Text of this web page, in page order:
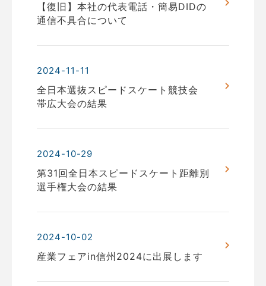
【復旧】本社の代表電話・簡易DIDの
通信不具合について
2024-11-11
全⽇本選抜スピードスケート競技会
帯広⼤会の結果
2024-10-29
第31回全日本スピードスケート距離別
選手権大会の結果
2024-10-02
産業フェアin信州2024に出展します